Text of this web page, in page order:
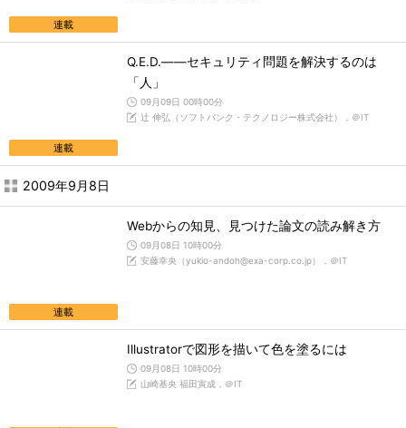
連載
連載
Q.E.D.――セキュリティ問題を解決するのは
「人」
09月09日 00時00分
辻 伸弘（ソフトバンク・テクノロジー株式会社），＠IT
2009年9月8日
連載
Webからの知見、見つけた論文の読み解き方
09月08日 10時00分
安藤幸央（yukio-andoh@exa-corp.co.jp），＠IT
Illustratorで図形を描いて色を塗るには
09月08日 10時00分
山崎基央 福田寅成，＠IT